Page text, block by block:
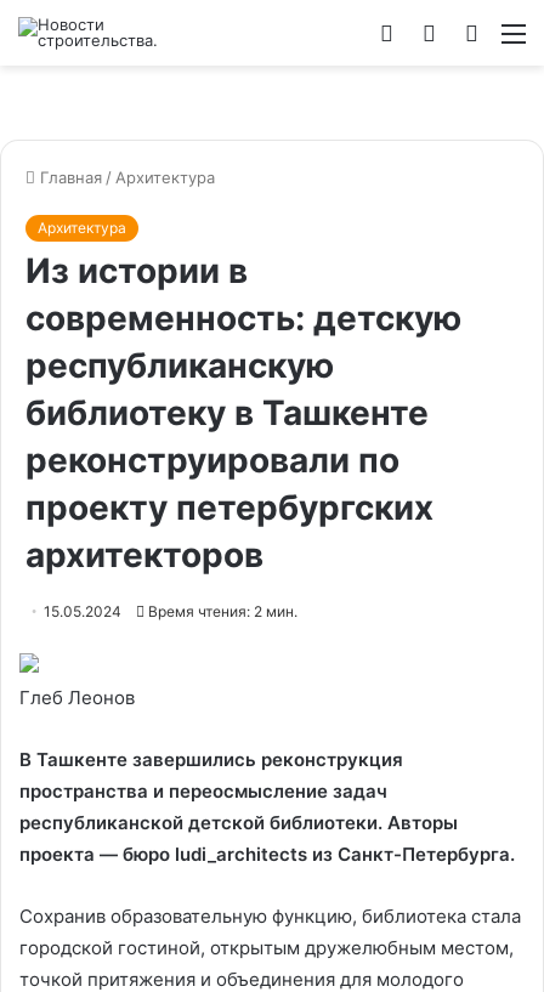
Switch
Войти
Главная / Архитектура
Архитектура
Из истории в
современность: детскую
республиканскую
библиотеку в Ташкенте
реконструировали по
проекту петербургских
архитекторов
15.05.2024 Время чтения: 2 мин.
Глеб Леонов
В Ташкенте завершились реконструкция
пространства и переосмысление задач
республиканской детской библиотеки. Авторы
проекта — бюро ludi_architects из Санкт-Петербурга.
Сохранив образовательную функцию, библиотека стала
городской гостиной, открытым дружелюбным местом,
точкой притяжения и объединения для молодого